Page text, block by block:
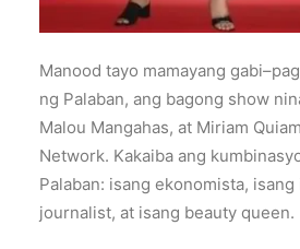
Manood tayo mamayang
ng Palaban, ang bagong show
Malou Mangahas, at Miriam
Network. Kakaiba ang
Palaban: isang ekonomista,
journalist, at isang beauty queen.